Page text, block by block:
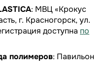
: МВЦ «Крокус
г. Красногорск, ул.
доступна по
полимеров: Павильон